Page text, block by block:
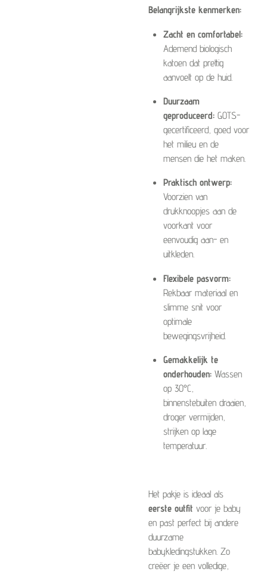
Belangrijkste kenmerken:
Zacht en comfortabel:
Ademend biologisch
katoen dat prettig
aanvoelt op de huid.
Duurzaam
geproduceerd:GOTS-
gecertificeerd, goed voor
het milieu en de
mensen die het maken.
Praktisch ontwerp:
Voorzien van
drukknoopjes aan de
voorkant voor
eenvoudig aan- en
uitkleden.
Flexibele pasvorm:
Rekbaar materiaal en
slimme snit voor
optimale
bewegingsvrijheid.
Gemakkelijk te
onderhouden:Wassen
op 30°C,
binnenstebuiten draaien,
droger vermijden,
strijken op lage
temperatuur.
Het pakje is ideaal als
eerste outfit voor je baby
en past perfect bij andere
duurzame
babykledingstukken. Zo
creëer je een volledige,